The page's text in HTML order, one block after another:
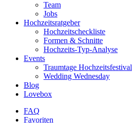
Team
Jobs
Hochzeitsratgeber
Hochzeitscheckliste
Formen & Schnitte
Hochzeits-Typ-Analyse
Events
Traumtage Hochzeitsfestival
Wedding Wednesday
Blog
Lovebox
FAQ
Favoriten